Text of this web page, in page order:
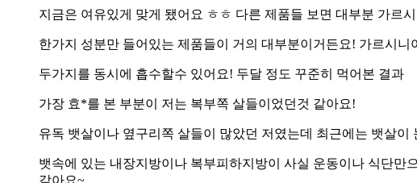
지금은 여유있게 맞게 됐어요 ㅎㅎ 다른 제품들 보면 대부분 가르
한가지 성분만 들어있는 제품들이 거의 대부분이거든요! 가르시니
두가지를 동시에 흡수할수 있어요! 두달 정도 꾸준히 먹어본 결과
가장 효*를 본 부분이 저는 복부쪽 살들이었던것 같아요!
유독 뱃살이나 옆구리쪽 살들이 많았던 저였는데 최근에는 뱃살이
뱃속에 있는 내장지방이나 복부피하지방이 사실 운동이나 식단
같아요~